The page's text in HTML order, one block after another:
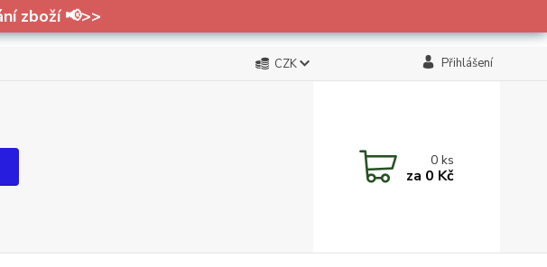
zboží 📢>>
CZK Přihlášení
0ks
za 0 Kč